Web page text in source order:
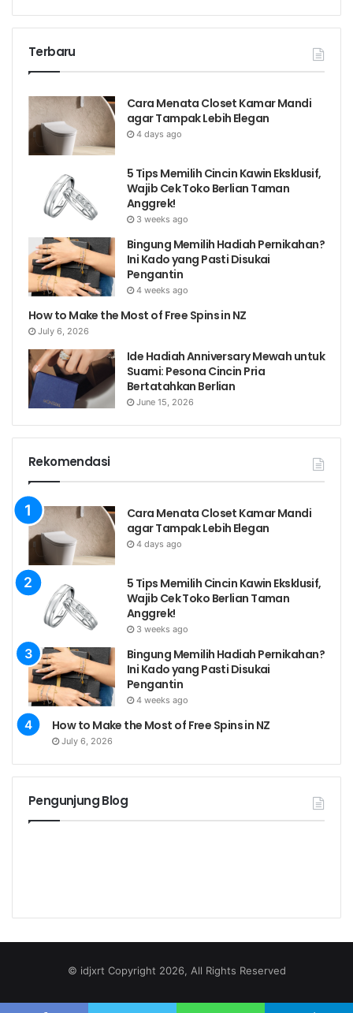
Terbaru
Cara Menata Closet Kamar Mandi
agar Tampak Lebih Elegan
4 days ago
5 Tips Memilih Cincin Kawin Eksklusif,
Wajib Cek Toko Berlian Taman
Anggrek!
3 weeks ago
Bingung Memilih Hadiah Pernikahan?
Ini Kado yang Pasti Disukai
Pengantin
4 weeks ago
How to Make the Most of Free Spins in NZ
July 6, 2026
Ide Hadiah Anniversary Mewah untuk
Suami: Pesona Cincin Pria
Bertatahkan Berlian
June 15, 2026
Rekomendasi
Cara Menata Closet Kamar Mandi
agar Tampak Lebih Elegan
4 days ago
5 Tips Memilih Cincin Kawin Eksklusif,
Wajib Cek Toko Berlian Taman
Anggrek!
3 weeks ago
Bingung Memilih Hadiah Pernikahan?
Ini Kado yang Pasti Disukai
Pengantin
4 weeks ago
How to Make the Most of Free Spins in NZ
July 6, 2026
Pengunjung Blog
© idjxrt Copyright 2026, All Rights Reserved